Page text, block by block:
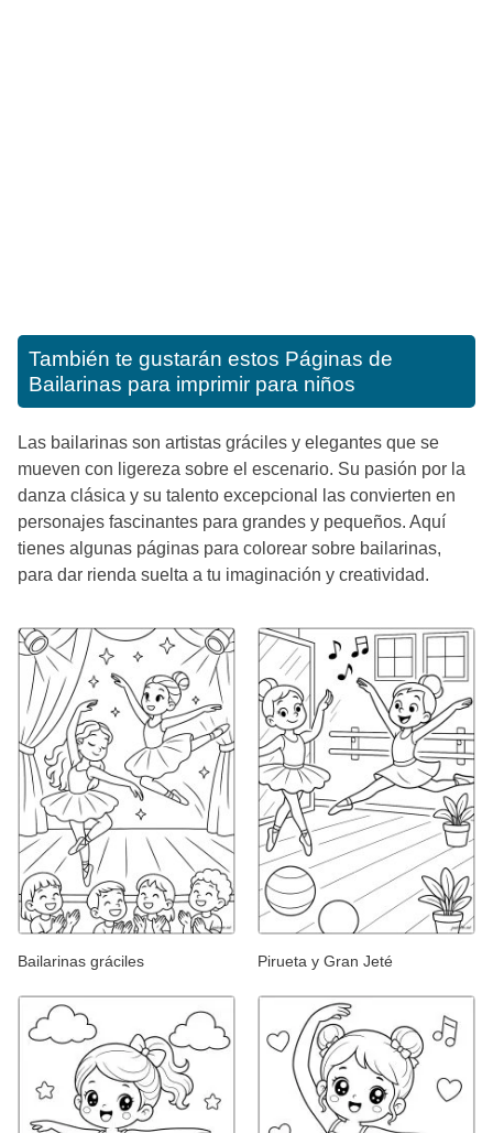
También te gustarán estos Páginas de
Bailarinas para imprimir para niños
Las bailarinas son artistas gráciles y elegantes que se
mueven con ligereza sobre el escenario. Su pasión por la
danza clásica y su talento excepcional las convierten en
personajes fascinantes para grandes y pequeños. Aquí
tienes algunas páginas para colorear sobre bailarinas,
para dar rienda suelta a tu imaginación y creatividad.
Bailarinas gráciles Pirueta y Gran Jeté